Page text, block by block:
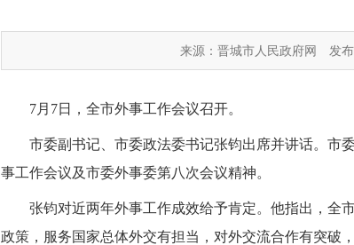
来源：晋城市人民政府网 发
7月7日，全市外事工作会议召开。
市委副书记、市委政法委书记张钧出席并讲话。市
事工作会议及市委外事委第八次会议精神。
张钧对近两年外事工作成效给予肯定。他指出，全
政策，服务国家总体外交有担当，对外交流合作有突破